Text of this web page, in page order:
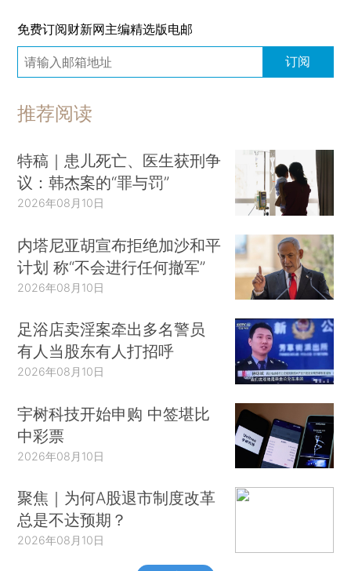
免费订阅财新网主编精选版电邮
订阅
推荐阅读
特稿｜患儿死亡、医生获刑争
议：韩杰案的“罪与罚”
2026年08月10日
内塔尼亚胡宣布拒绝加沙和平
计划 称“不会进行任何撤军”
2026年08月10日
足浴店卖淫案牵出多名警员
有人当股东有人打招呼
2026年08月10日
宇树科技开始申购 中签堪比
中彩票
2026年08月10日
聚焦｜为何A股退市制度改革
总是不达预期？
2026年08月10日